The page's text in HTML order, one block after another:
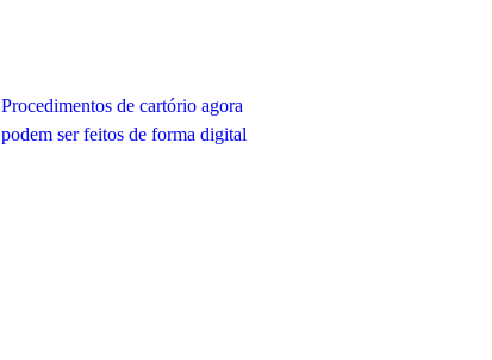
Procedimentos de cartório agora
podem ser feitos de forma digital